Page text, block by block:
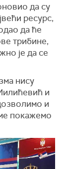
да су
ресурс,
да ће
трибине,
је да се
нису
и
и
покажемо